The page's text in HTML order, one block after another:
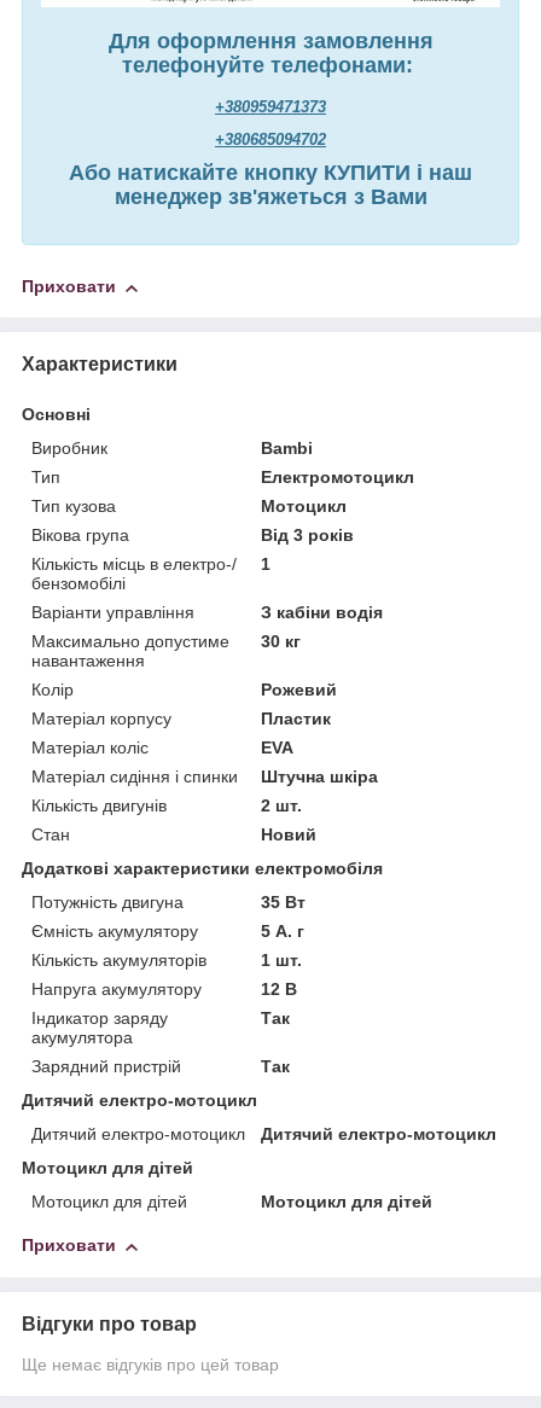
Для оформлення замовлення
телефонуйте телефонами:
+380959471373
+380685094702
Або натискайте кнопку КУПИТИ і наш
менеджер зв'яжеться з Вами
Приховати
Характеристики
Основні
Виробник
Bambi
Тип
Електромотоцикл
Тип кузова
Мотоцикл
Вікова група
Від 3 років
Кількість місць в електро-/
бензомобілі
1
Варіанти управління
З кабіни водія
Максимально допустиме
навантаження
30 кг
Колір
Рожевий
Матеріал корпусу
Пластик
Матеріал коліс
EVA
Матеріал сидіння і спинки
Штучна шкіра
Кількість двигунів
2 шт.
Стан
Новий
Додаткові характеристики електромобіля
Потужність двигуна
35 Вт
Ємність акумулятору
5 А. г
Кількість акумуляторів
1 шт.
Напруга акумулятору
12 В
Індикатор заряду
акумулятора
Так
Зарядний пристрій
Так
Дитячий електро-мотоцикл
Дитячий електро-мотоцикл
Дитячий електро-мотоцикл
Мотоцикл для дітей
Мотоцикл для дітей
Мотоцикл для дітей
Приховати
Відгуки про товар
Ще немає відгуків про цей товар